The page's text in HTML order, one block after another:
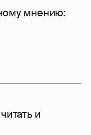
мнению:
и